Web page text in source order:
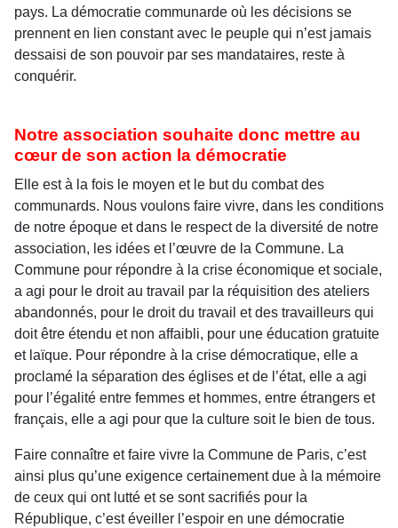
pays. La démocratie communarde où les décisions se
prennent en lien constant avec le peuple qui n’est jamais
dessaisi de son pouvoir par ses mandataires, reste à
conquérir.
Notre association souhaite donc mettre au
cœur de son action la démocratie
Elle est à la fois le moyen et le but du combat des
communards. Nous voulons faire vivre, dans les conditions
de notre époque et dans le respect de la diversité de notre
association, les idées et l’œuvre de la Commune. La
Commune pour répondre à la crise économique et sociale,
a agi pour le droit au travail par la réquisition des ateliers
abandonnés, pour le droit du travail et des travailleurs qui
doit être étendu et non affaibli, pour une éducation gratuite
et laïque. Pour répondre à la crise démocratique, elle a
proclamé la séparation des églises et de l’état, elle a agi
pour l’égalité entre femmes et hommes, entre étrangers et
français, elle a agi pour que la culture soit le bien de tous.
Faire connaître et faire vivre la Commune de Paris, c’est
ainsi plus qu’une exigence certainement due à la mémoire
de ceux qui ont lutté et se sont sacrifiés pour la
République, c’est éveiller l’espoir en une démocratie